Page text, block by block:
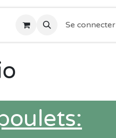
Se connecter